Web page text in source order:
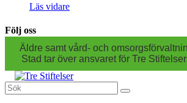
Läs vidare
Följ oss
Äldre samt vård- och
Stad tar över ansvaret för Tre
Sök
efter: